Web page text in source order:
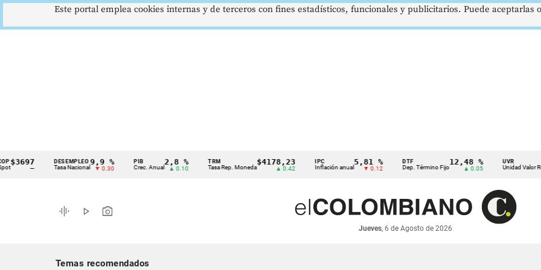
Cintillo
indicadores
económicos
DESEMPLEO
Tasa Nacional
9,9 %
▼ 0.30 Crec. Anual
2,8 %
▲ 0.10 Tasa Rep. Moneda
$4178,23
▲ 0.42 Inflación anual
5,81 %
▼ 0.12 Dep. Término Fijo
12,48 %
▲ 0.05 Unidad Valor Real
graphic_eq play_arrow photo_camera
Jueves, 6 de Agosto de 2026
Temas recomendados
Este portal emplea cookies internas y de terceros con fines estadísticos, funcionales y publicitarios. Puede aceptarlas